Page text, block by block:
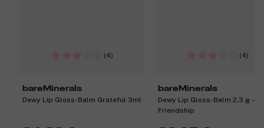
(4)
bareMinerals
Dewy Lip Gloss-Balm Grateful 3ml
(4)
bareMinerals
Dewy Lip Gloss-Balm 2,3 g –
Friendship